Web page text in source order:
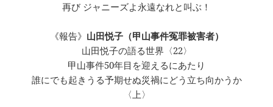
再び ジャニーズよ永遠なれと叫ぶ！
《報告》 山田悦子（甲山事件冤罪被害者）
山田悦子の語る世界〈22〉
甲山事件50年目を迎えるにあたり
誰にでも起きうる予期せぬ災禍にどう立ち向かうか
〈上〉